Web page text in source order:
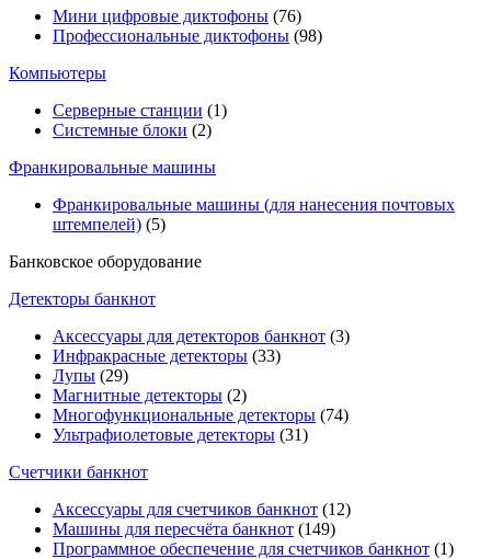
Мини цифровые диктофоны (76)
Профессиональные диктофоны (98)
Компьютеры
Серверные станции (1)
Системные блоки (2)
Франкировальные машины
Франкировальные машины (для нанесения почтовых
штемпелей) (5)
Банковское оборудование
Детекторы банкнот
Аксессуары для детекторов банкнот (3)
Инфракрасные детекторы (33)
Лупы (29)
Магнитные детекторы (2)
Многофункциональные детекторы (74)
Ультрафиолетовые детекторы (31)
Счетчики банкнот
Аксессуары для счетчиков банкнот (12)
Машины для пересчёта банкнот (149)
Программное обеспечение для счетчиков банкнот (1)